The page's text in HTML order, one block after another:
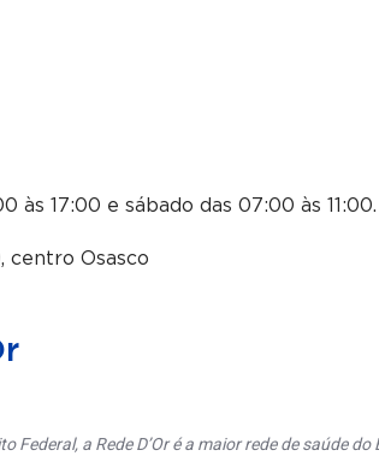
às 17:00 e sábado das 07:00 às 11:00.
centro Osasco
Federal, a Rede D’Or é a maior rede de saúde